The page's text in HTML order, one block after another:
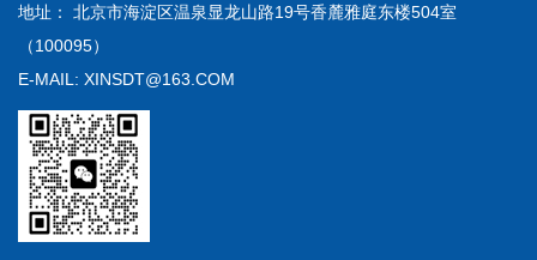
地址： 北京市海淀区温泉显龙山路19号香麓雅庭东楼504室
（100095）
E-MAIL: XINSDT@163.COM